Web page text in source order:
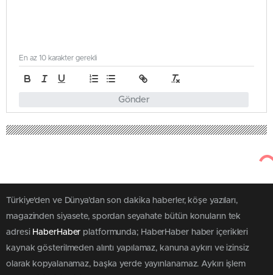
Gönder
En az 10 karakter gerekli
Türkiye'den ve Dünya’dan son dakika haberler, köşe yazıları,
magazinden siyasete, spordan seyahate bütün konuların tek
adresi HaberHaber platformunda; HaberHaber haber içerikleri
kaynak gösterilmeden alıntı yapılamaz, kanuna aykırı ve izinsiz
olarak kopyalanamaz, başka yerde yayınlanamaz. Aykırı işlem